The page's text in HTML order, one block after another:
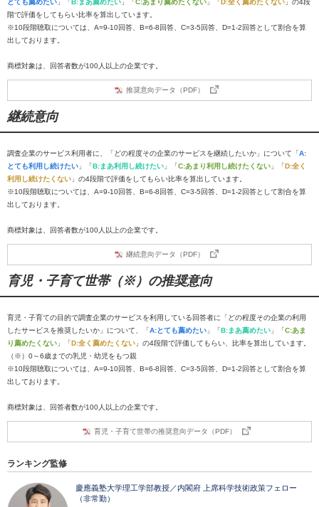
とても薦めたい 」「B:まあ薦めたい 」「C:あまり薦めたくない 」「D:全く薦めたくない 」の4段
階で評価をしてもらい比率を算出しています。
※10段階聴取については、A=9-10回答、B=6-8回答、C=3-5回答、D=1-2回答として割合を算
出しております。
商標対象は、回答者数が100人以上の企業です。
推奨意向データ（PDF）
継続意向
調査企業のサービス利用者に、「どの程度その企業のサービスを継続したいか」について「A:
とても利用し続けたい 」「B:まあ利用し続けたい 」「C:あまり利用し続けたくない 」「D:全く
利用し続けたくない 」の4段階で評価をしてもらい比率を算出しています。
※10段階聴取については、A=9-10回答、B=6-8回答、C=3-5回答、D=1-2回答として割合を算
出しております。
商標対象は、回答者数が100人以上の企業です。
継続意向データ（PDF）
育児・子育て世帯（※）の推奨意向
育児・子育ての目的で調査企業のサービスを利用している回答者に「どの程度その企業の利用
したサービスを推奨したいか」について、「A:とても薦めたい 」「B:まあ薦めたい 」「C:あま
り薦めたくない 」「D:全く薦めたくない 」の4段階で評価してもらい、比率を算出しています。
（※）0～6歳までの乳児・幼児をもつ親
※10段階聴取については、A=9-10回答、B=6-8回答、C=3-5回答、D=1-2回答として割合を算
出しております。
商標対象は、回答者数が100人以上の企業です。
育児・子育て世帯の推奨意向データ（PDF）
ランキング監修
慶應義塾大学理工学部教授／内閣府 上席科学技術政策フェロー
（非常勤）